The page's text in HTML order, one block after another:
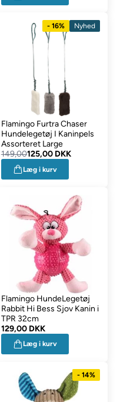
- 16% Nyhed
Flamingo Furtra Chaser
Hundelegetøj I Kaninpels
Assorteret Large
149,00125,00 DKK
Læg i kurv
Flamingo HundeLegetøj
Rabbit Hi Bess Sjov Kanin i
TPR 32cm
129,00 DKK
Læg i kurv
- 14%